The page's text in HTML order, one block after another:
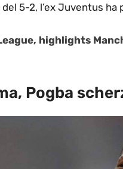
5-2, l’ex Juventus
highlights
Pogba